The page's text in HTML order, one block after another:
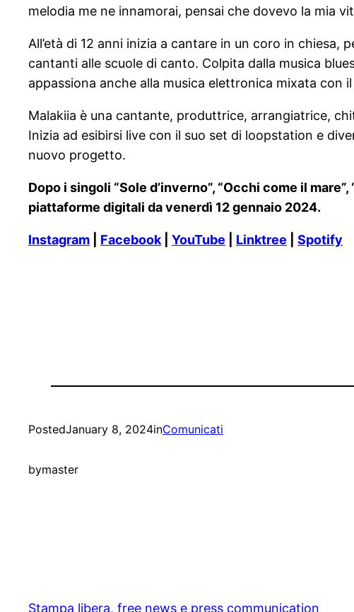
melodia me ne innamorai, pensai che dovevo la mia
All’età di 12 anni inizia a cantare in un coro in
cantanti alle scuole di canto. Colpita dalla musica
appassiona anche alla musica elettronica mixata con
Malakiia è una cantante, produttrice, arrangiatrice,
Inizia ad esibirsi live con il suo set di loopstation e
nuovo progetto.
Dopo i singoli “Sole d’inverno”, “Occhi come il
piattaforme digitali da venerdì 12 gennaio 2024.
Instagram Facebook| YouTube Linktree Spotify
PostedJanuary 8, 2024inComunicati
bymaster
Stampa libera, free news e press communication